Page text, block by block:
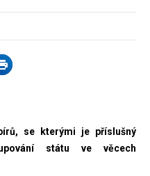
se kterými je příslušný
státu ve věcech